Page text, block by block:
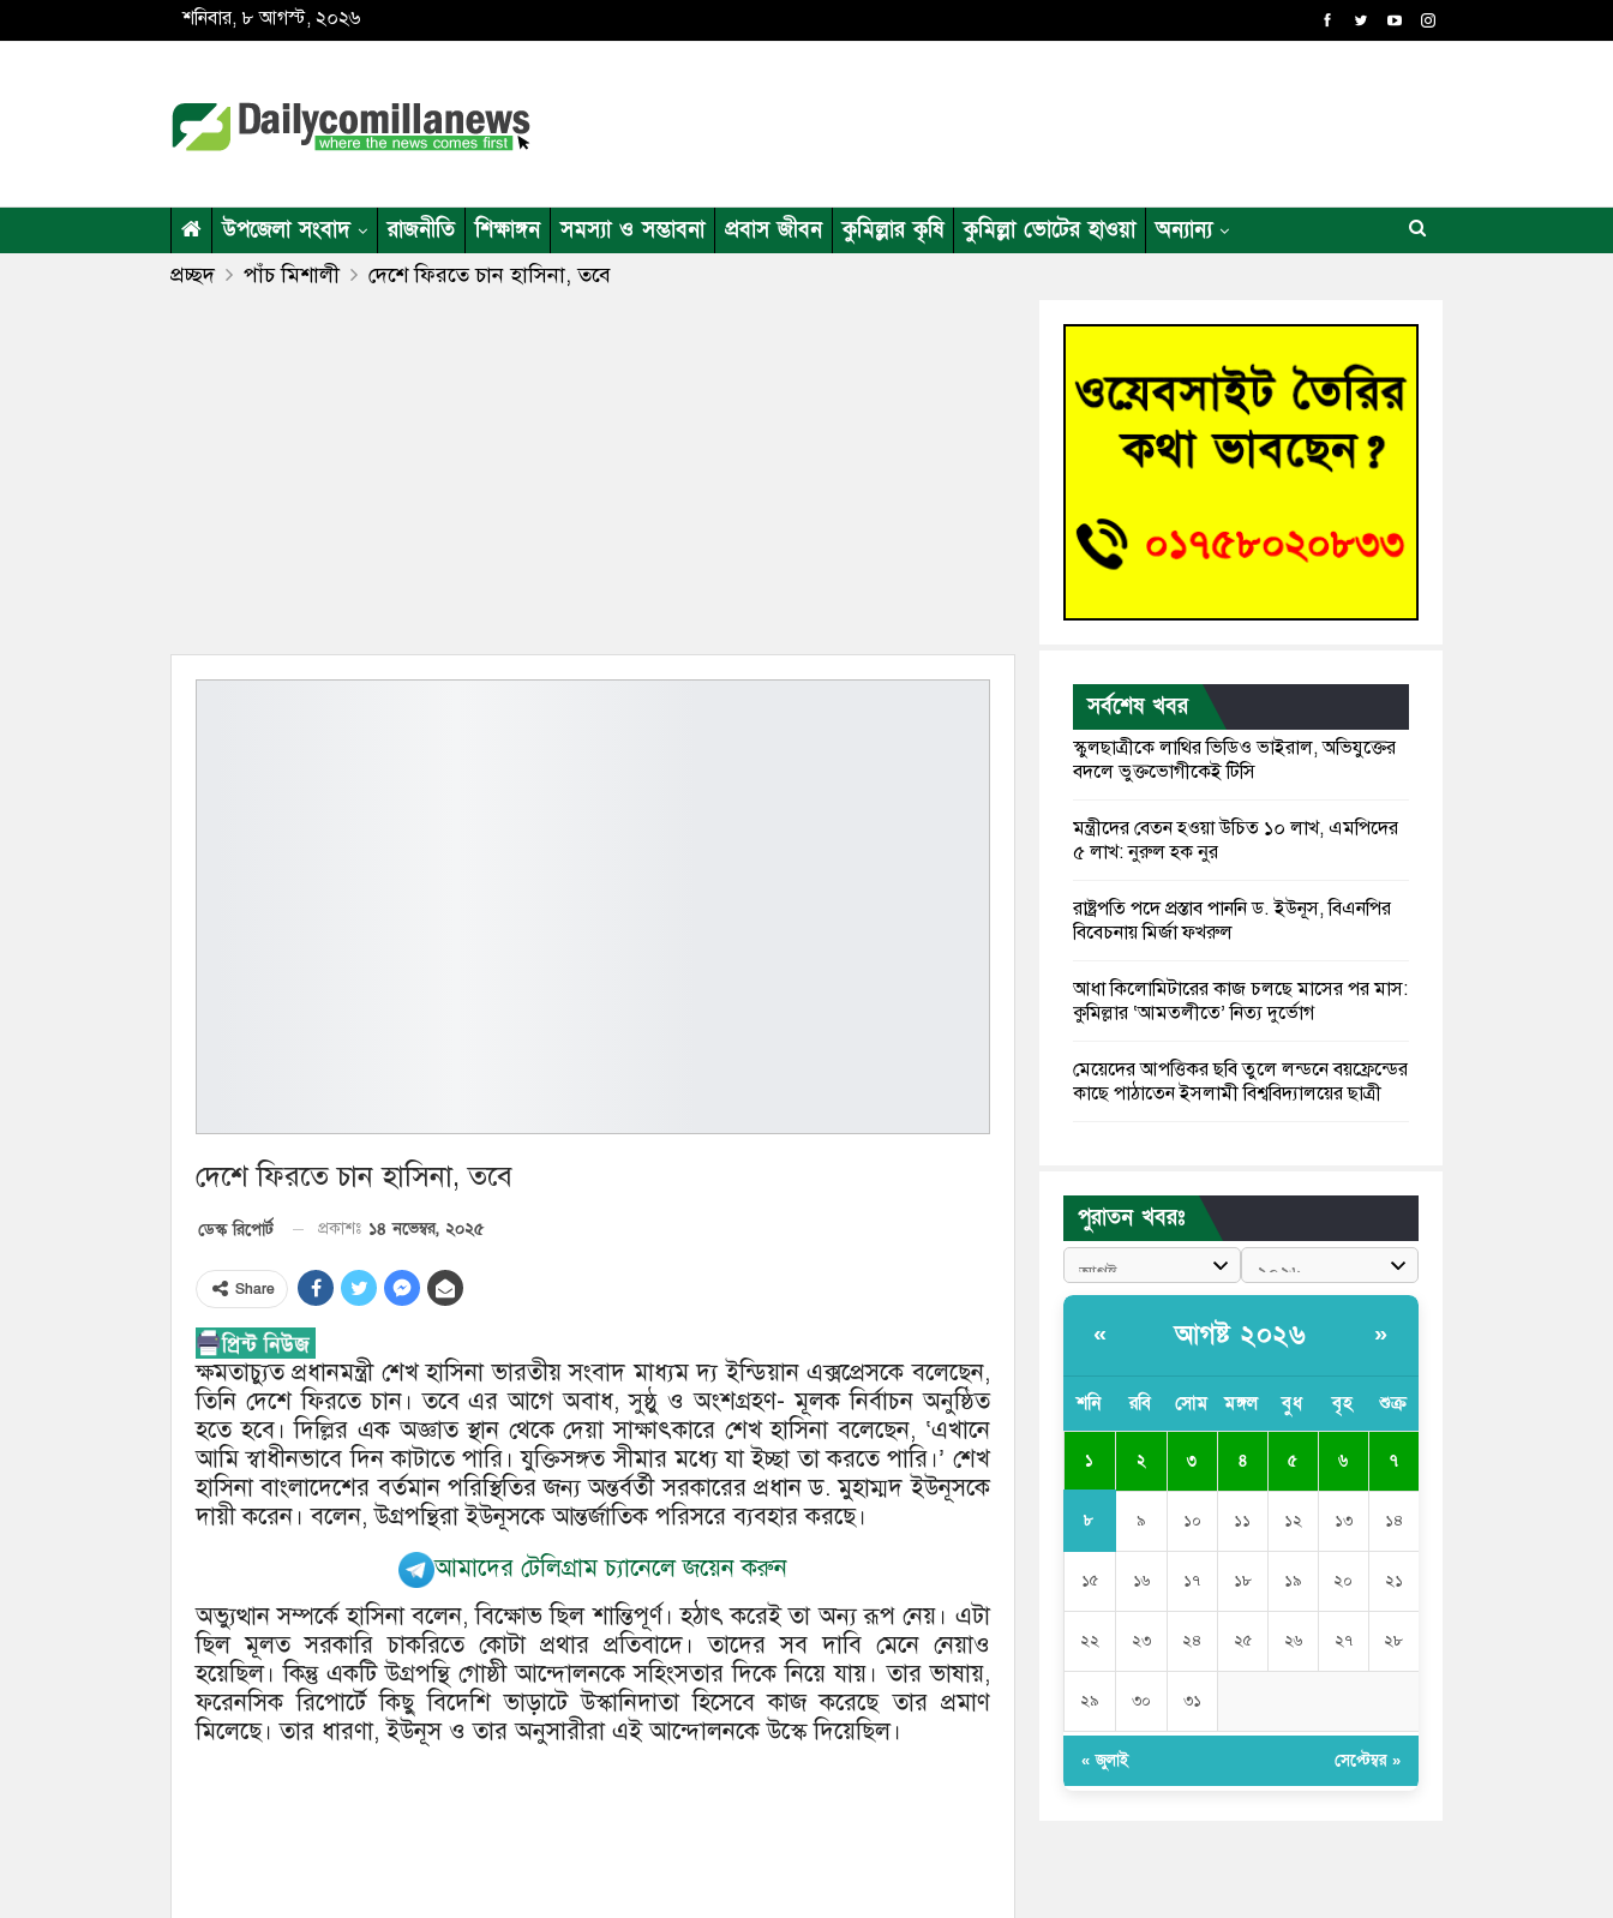
শনিবার, ৮ আগস্ট, ২০২৬
উপজেলা সংবাদ রাজনীতি শিক্ষাঙ্গন সমস্যা ও সম্ভাবনা প্রবাস জীবন কুমিল্লার কৃষি কুমিল্লা ভোটের হাওয়া অন্যান্য
প্রচ্ছদ পাঁচ মিশালী দেশে ফিরতে চান হাসিনা, তবে
দেশে ফিরতে চান হাসিনা, তবে
ডেস্ক রিপোর্ট প্রকাশঃ ১৪ নভেম্বর, ২০২৫
Share
ক্ষমতাচ্যুত প্রধানমন্ত্রী শেখ হাসিনা ভারতীয় সংবাদ মাধ্যম দ্য ইন্ডিয়ান এক্সপ্রেসকে বলেছেন,
তিনি দেশে ফিরতে চান। তবে এর আগে অবাধ, সুষ্ঠু ও অংশগ্রহণ- মূলক নির্বাচন অনুষ্ঠিত
হতে হবে। দিল্লির এক অজ্ঞাত স্থান থেকে দেয়া সাক্ষাৎকারে শেখ হাসিনা বলেছেন, ‘এখানে
আমি স্বাধীনভাবে দিন কাটাতে পারি। যুক্তিসঙ্গত সীমার মধ্যে যা ইচ্ছা তা করতে পারি।’ শেখ
হাসিনা বাংলাদেশের বর্তমান পরিস্থিতির জন্য অন্তর্বর্তী সরকারের প্রধান ড. মুহাম্মদ ইউনূসকে
দায়ী করেন। বলেন, উগ্রপন্থিরা ইউনূসকে আন্তর্জাতিক পরিসরে ব্যবহার করছে।
আমাদের টেলিগ্রাম চ্যানেলে জয়েন করুন
অভ্যুত্থান সম্পর্কে হাসিনা বলেন, বিক্ষোভ ছিল শান্তিপূর্ণ। হঠাৎ করেই তা অন্য রূপ নেয়। এটা
ছিল মূলত সরকারি চাকরিতে কোটা প্রথার প্রতিবাদে। তাদের সব দাবি মেনে নেয়াও
হয়েছিল। কিন্তু একটি উগ্রপন্থি গোষ্ঠী আন্দোলনকে সহিংসতার দিকে নিয়ে যায়। তার ভাষায়,
ফরেনসিক রিপোর্টে কিছু বিদেশি ভাড়াটে উস্কানিদাতা হিসেবে কাজ করেছে তার প্রমাণ
মিলেছে। তার ধারণা, ইউনূস ও তার অনুসারীরা এই আন্দোলনকে উস্কে দিয়েছিল।
সর্বশেষ খবর
স্কুলছাত্রীকে লাথির ভিডিও ভাইরাল, অভিযুক্তের
বদলে ভুক্তভোগীকেই টিসি
মন্ত্রীদের বেতন হওয়া উচিত ১০ লাখ, এমপিদের
৫ লাখ: নুরুল হক নুর
রাষ্ট্রপতি পদে প্রস্তাব পাননি ড. ইউনূস, বিএনপির
বিবেচনায় মির্জা ফখরুল
আধা কিলোমিটারের কাজ চলছে মাসের পর মাস:
কুমিল্লার ‘আমতলীতে’ নিত্য দুর্ভোগ
মেয়েদের আপত্তিকর ছবি তুলে লন্ডনে বয়ফ্রেন্ডের
কাছে পাঠাতেন ইসলামী বিশ্ববিদ্যালয়ের ছাত্রী
পাঁচ দেশি মাছে মিলল মাইক্রোপ্লাস্টিক, সবচেয়ে
বেশি কই মাছে
দিলো সৌদি সরকার
ভারতের পূর্ব সীমান্তে এখন ‘আরেকটি পাকিস্তান’
গড়ে উঠেছে: সজীব ওয়াজেদ জয়
সাকিব আল হাসানের বাড়িতে আগুন, পেট্রলবোমা
বিস্ফোরণ
পুরাতন খবরঃ
« আগষ্ট ২০২৬ »
শনি রবি সোম মঙ্গল বুধ বৃহ শুক্র
১ ২ ৩ ৪ ৫ ৬ ৭
৮ ৯ ১০ ১১ ১২ ১৩ ১৪
১৫ ১৬ ১৭ ১৮ ১৯ ২০ ২১
২২ ২৩ ২৪ ২৫ ২৬ ২৭ ২৮
২৯ ৩০ ৩১
« জুলাই সেপ্টেম্বর »